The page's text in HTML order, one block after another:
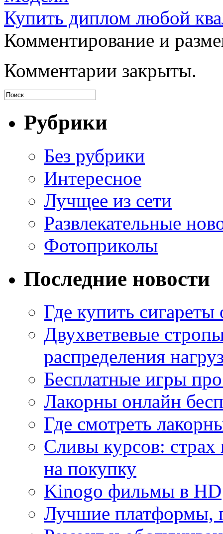
Купить диплом любой
Комментирование и
Комментарии закрыты.
Рубрики
Без рубрики
Интересное
Лучщее из сети
Развлекательные
Фотоприколы
Последние новости
Где купить
Двухветвевые
распределения
Бесплатные игры
Лакорны онлайн
Где смотреть
Сливы курсов:
на покупку
Kinogo фильмы в HD
Лучшие платформы,